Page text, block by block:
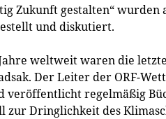
Zukunft gestalten“
und diskutiert.
weltweit waren die
Der Leiter der ORF-
veröffentlicht regelmäßig
zur Dringlichkeit des